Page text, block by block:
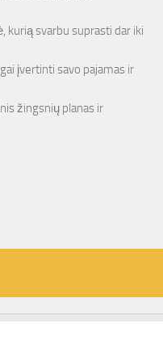
kurią svarbu suprasti dar iki
įvertinti savo pajamas ir
žingsnių planas ir